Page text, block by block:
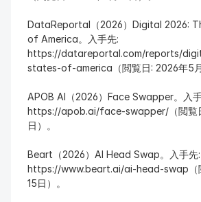
DataReportal（2026）Digital 2026:
of America。入手先:
https://datareportal.com/reports/
states-of-america（閲覧日: 2026年5月
APOB AI（2026）Face Swapper。入
https://apob.ai/face-swapper/（閲覧
日）。
Beart（2026）AI Head Swap。入手先:
https://www.beart.ai/ai-head-swap（
15日）。